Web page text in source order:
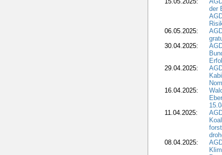
der
06.05.2025:
30.04.2025:
29.04.2025:
16.04.2025:
11.04.2025:
08.04.2025: